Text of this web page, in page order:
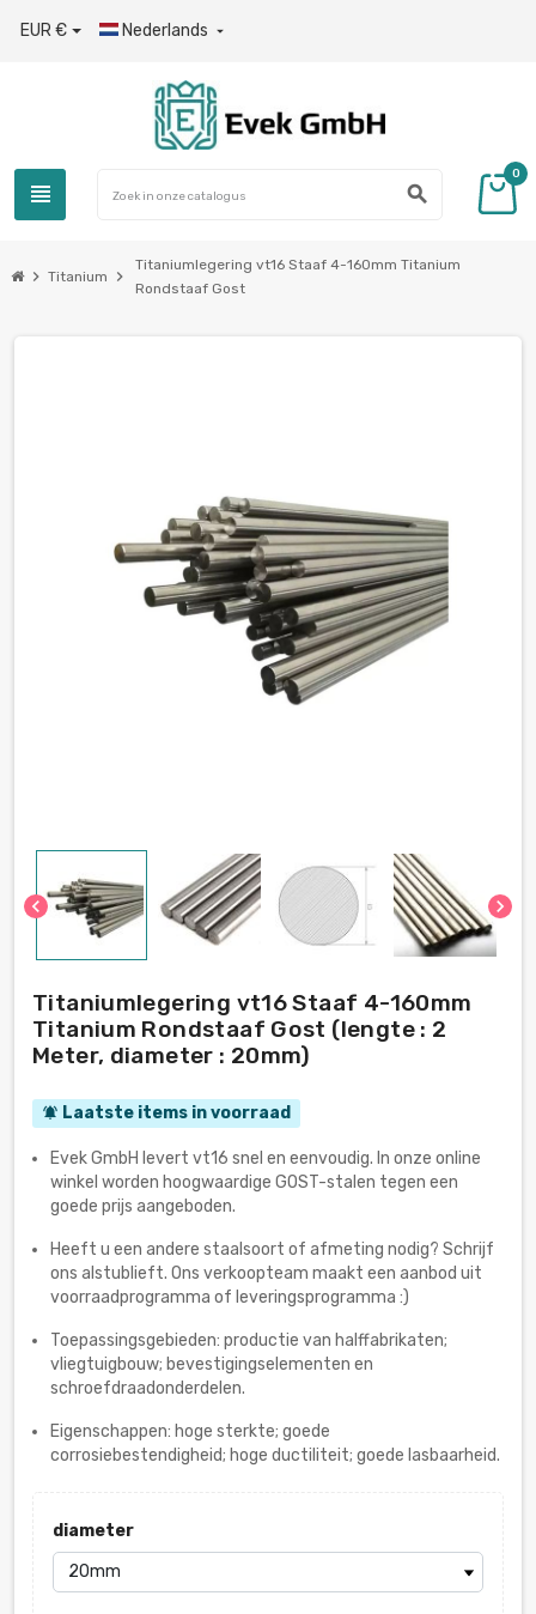
EUR € Nederlands 
view_headline search
0
chevron_right Titanium chevron_right
Titaniumlegering vt16 Staaf 4-160mm Titanium
Rondstaaf Gost
chevron_left chevron_right
Titaniumlegering vt16 Staaf 4-160mm
Titanium Rondstaaf Gost (lengte : 2
Meter, diameter : 20mm)
notifications_active Laatste items in voorraad
Evek GmbH levert vt16 snel en eenvoudig. In onze online
winkel worden hoogwaardige GOST-stalen tegen een
goede prijs aangeboden.
Heeft u een andere staalsoort of afmeting nodig? Schrijf
ons alstublieft. Ons verkoopteam maakt een aanbod uit
voorraadprogramma of leveringsprogramma :)
Toepassingsgebieden: productie van halffabrikaten;
vliegtuigbouw; bevestigingselementen en
schroefdraadonderdelen.
Eigenschappen: hoge sterkte; goede
corrosiebestendigheid; hoge ductiliteit; goede lasbaarheid.
diameter